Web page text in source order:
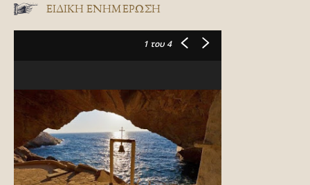
ΕΙΔΙΚΉ ΕΝΗΜΈΡΩΣΗ
1 του 4